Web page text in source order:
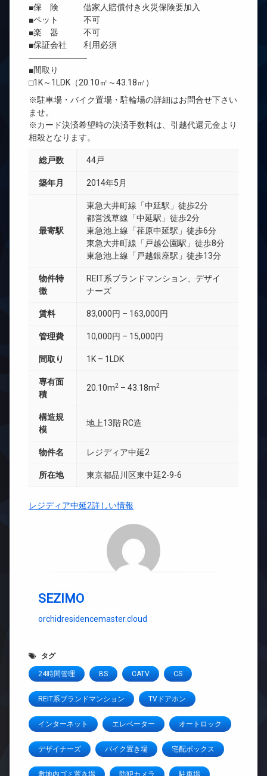
■保 険 借家人賠償付き火災保険要加入
■ペット 不可
■楽 器 不可
■保証会社 利用必須
―――――――
■間取り
□1K～1LDK（20.10㎡～43.18㎡）
※駐車場・バイク置場・駐輪場の詳細はお問合せ下さい
ませ。
※カード決済希望時の決済手数料は、引越代還元金より
相殺となります。
総戸数 44戸
築年月 2014年5月
最寄駅
東急大井町線「中延駅」徒歩2分
都営浅草線「中延駅」徒歩2分
東急池上線「荏原中延駅」徒歩6分
東急大井町線「戸越公園駅」徒歩8分
東急池上線「戸越銀座駅」徒歩13分
物件特
徴
REIT系ブランドマンション、デザイ
ナーズ
賃料 83,000円 – 163,000円
管理費 10,000円 – 15,000円
間取り 1K – 1LDK
専有面
積
20.10m2 – 43.18m2
構造規
模
地上13階 RC造
物件名 レジディア中延2
所在地 東京都品川区東中延2-9-6
レジディア中延2詳しい情報
SEZIMO
orchidresidencemaster.cloud
タグ
24時間管理 BS CATV CS
REIT系ブランドマンション TVドアホン
インターネット エレベーター オートロック
デザイナーズ バイク置き場 宅配ボックス
敷地内ゴミ置き場 防犯カメラ 駐車場